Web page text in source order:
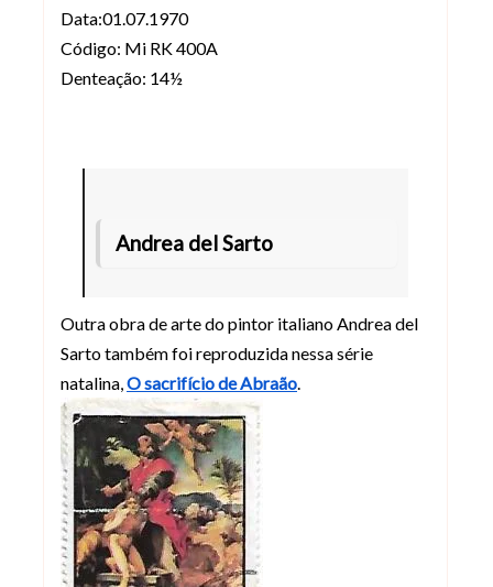
Data:01.07.1970
Código: Mi RK 400A
Denteação: 14½
Andrea del Sarto
Outra obra de arte do pintor italiano Andrea del
Sarto também foi reproduzida nessa série
natalina,O sacrifício de Abraão.